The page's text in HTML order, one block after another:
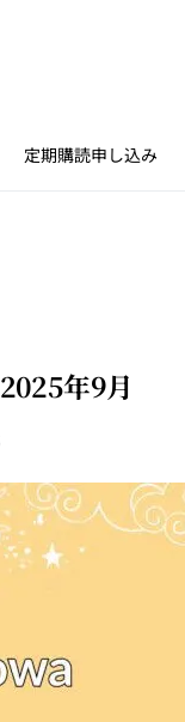
定期購読申し込み
年9月